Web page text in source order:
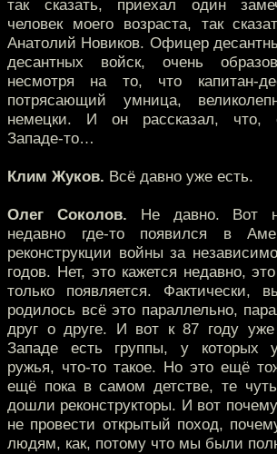
так сказать, приехал один
человек моего возраста, так
Анатолий Новиков. Офицер
десантных войск, очень
несмотря на то, что капитан-
потрясающий умница,
немецки. И он рассказал, что,
Западе-то…
Клим Жуков. Всё давно уже есть.
Олег Соколов. Не давно. Вот
недавно где-то появился в
реконструкции войны за
годов. Нет, это кажется недавно,
только появляется. Фактически,
родилось всё это параллельно,
друг о друге. И вот к 87 году
Западе есть группы, у которых
ружья, что-то такое. Но это ещё
ещё пока в самом детстве, те
дошли реконструкторы. И вот
не провести открытый поход,
людям, как, потому что мы были